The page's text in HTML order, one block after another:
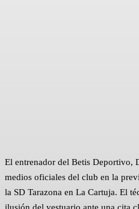
El entrenador del Betis Deportivo,
medios oficiales del club en la
la SD Tarazona en La Cartuja. El